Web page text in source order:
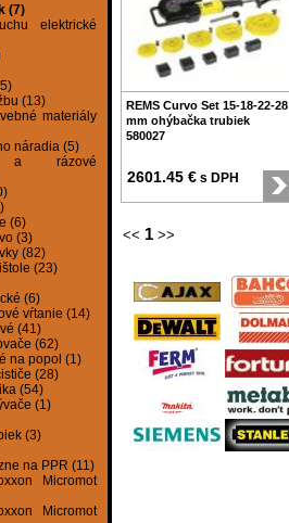
(7)
elektrické
(13)
materiály
náradia (5)
a rázové
(6)
(3)
(82)
(23)
(6)
vŕtanie (14)
(41)
(62)
na popol (1)
(28)
(54)
(1)
(3)
na PPR (11)
Micromot
Micromot
REMS Curvo Set 15-18-22-28
mm ohýbačka trubiek
580027
2601.45 € s DPH
<< 1 >>